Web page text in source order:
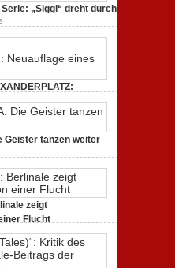
„Siggi“ dreht durch
Geister tanzen weiter
zeigt
Flucht